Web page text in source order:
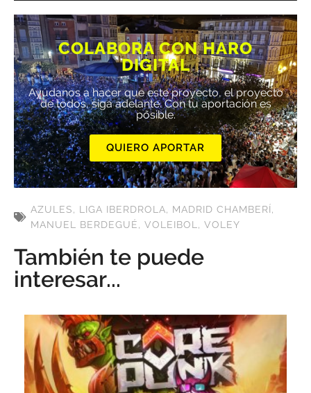
COLABORA CON HARO
DIGITAL
Ayúdanos a hacer que este proyecto, el proyecto
de todos, siga adelante. Con tu aportación es
posible.
QUIERO APORTAR
AZULES, LIGA IBERDROLA, MADRID CHAMBERÍ,
MANUEL BERDEGUÉ, VOLEIBOL , VOLEY
También te puede
interesar...